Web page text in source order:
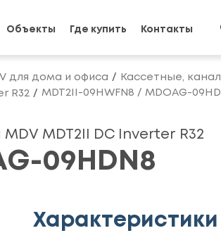
Объекты Где купить Контакты
для дома и офиса
Кассетные,
R32
MDT2II-09HWFN8 / MDOAG-
MDT2II DC Inverter R32
09HDN8
Характеристики